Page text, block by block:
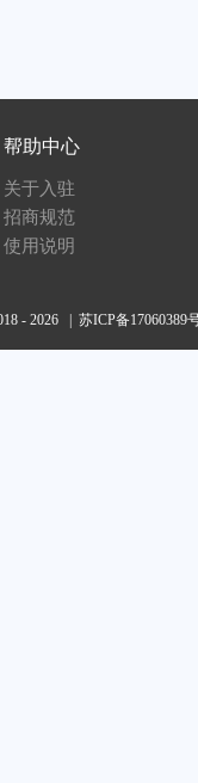
帮助中心
关于入驻
招商规范
使用说明
苏ICP备17060389